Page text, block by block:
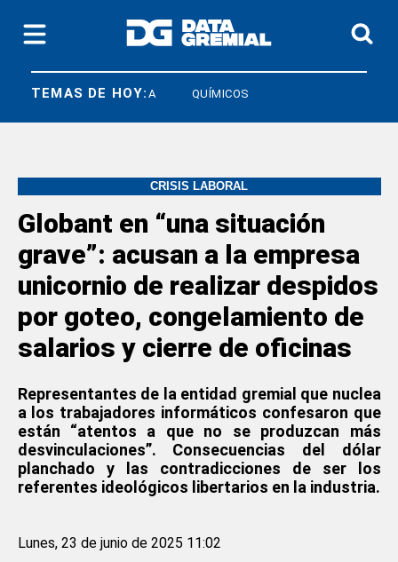
TEMAS DE HOY:
SOECRA UIA QUÍMICOS
CRISIS LABORAL
Globant en “una situación
grave”: acusan a la empresa
unicornio de realizar despidos
por goteo, congelamiento de
salarios y cierre de oficinas
Representantes de la entidad gremial que nuclea
a los trabajadores informáticos confesaron que
están “atentos a que no se produzcan más
desvinculaciones”. Consecuencias del dólar
planchado y las contradicciones de ser los
referentes ideológicos libertarios en la industria.
Lunes, 23 de junio de 2025 11:02